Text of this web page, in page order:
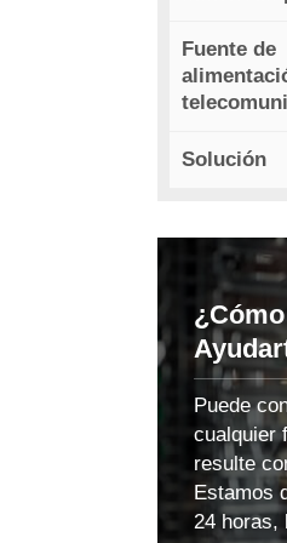
Fuente de
Solución
Puede
cualquier
resulte
Estamos
24 horas,